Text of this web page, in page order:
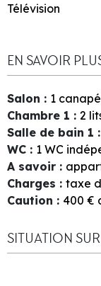
Télévision
EN SAVOIR
Salon : 1
Chambre 1 : 2
Salle de bain 1 :
WC : 1 WC
A savoir :
Charges : taxe
Caution : 400 €
SITUATION